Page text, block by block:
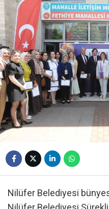
Nilüfer Belediyesi